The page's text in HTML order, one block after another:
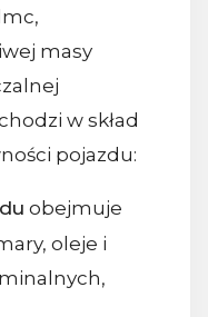
masy
w skład
pojazdu:
obejmuje
oleje i